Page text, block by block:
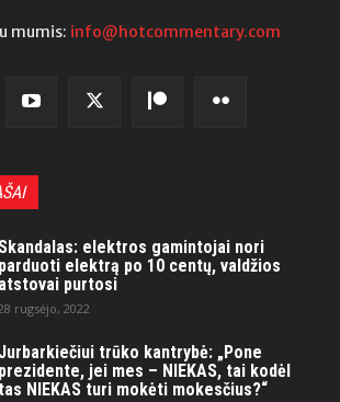
mumis: info@hotcommentary.com
Skandalas: elektros gamintojai nori
parduoti elektrą po 10 centų, valdžios
atstovai purtosi
rugsėjo, 2022
Jurbarkiečiui trūko kantrybė: „Pone
prezidente, jei mes – NIEKAS, tai kodėl
tas NIEKAS turi mokėti mokesčius?“